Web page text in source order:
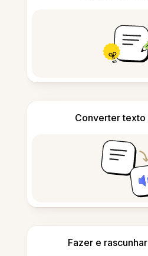
Converter texto
Fazer e